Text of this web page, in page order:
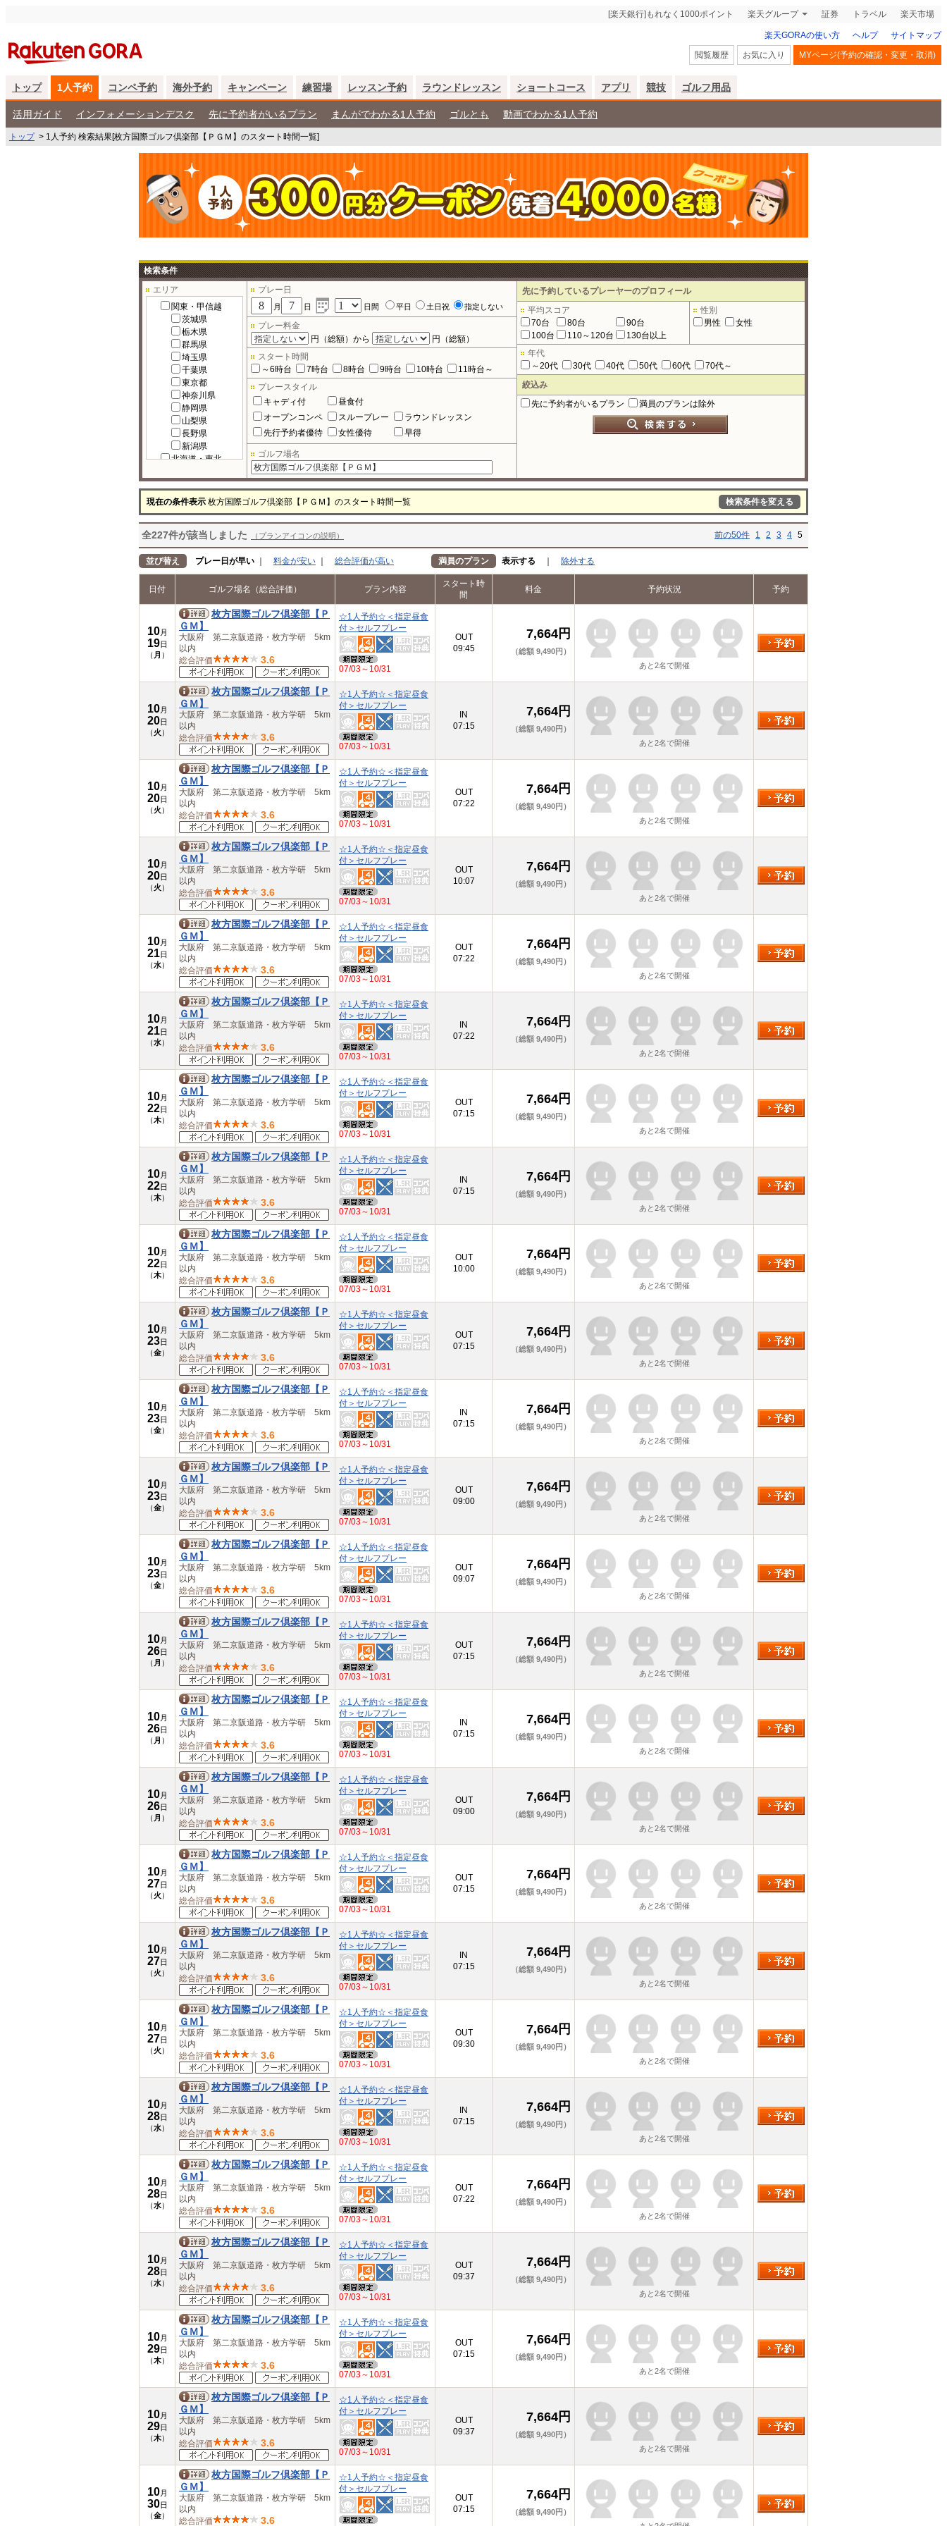
[楽天銀行]もれなく1000ポイント 楽天グループ 証券 トラベル 楽天市場
楽天GORAの使い方 ヘルプ
サイトマップ
閲覧履歴
お気に入り MYページ(予約の確認・変更・取消)
トップ 1人予約 コンペ予約 海外予約 キャンペーン 練習場 レッスン予約 ラウンドレッスン ショートコース アプリ 競技 ゴルフ用品
活用ガイド インフォメーションデスク 先に予約者がいるプラン まんがでわかる1人予約 ゴルとも 動画でわかる1人予約
トップ> 1人予約 検索結果[枚方国際ゴルフ倶楽部【ＰＧＭ】のスタート時間一覧]
検索条件
エリア
関東・甲信越
茨城県
栃木県
群馬県
埼玉県
千葉県
東京都
神奈川県
静岡県
山梨県
長野県
新潟県
北海道・東北
宮城県
福島県
秋田県
青森県
山形県
北陸
富山県
中部
岐阜県
愛知県
三重県
近畿
滋賀県
京都府
大阪府
兵庫県
奈良県
和歌山県
鳥取県
島根県
岡山県
広島県
山口県
徳島県
香川県
愛媛県
高知県
九州・沖縄
福岡県
佐賀県
長崎県
熊本県
大分県
宮崎県
鹿児島県
沖縄県
プレー日
月 日 日間 平日 土日祝 指定しない
プレー料金
円（総額）から
円（総額）
スタート時間
～6時台
7時台 8時台 9時台 10時台
11時台～
プレースタイル
キャディ付
昼食付
オープンコンペ
スループレー
ラウンドレッスン
先行予約者優待
女性優待 早得
ゴルフ場名
先に予約しているプレーヤーのプロフィール
平均スコア
70台
80台
90台
100台
110～120台 130台以上
性別
男性
女性
年代
～20代
30代 40代 50代 60代
70代～
絞込み
先に予約者がいるプラン
満員のプランは除外
現在の条件表示 枚方国際ゴルフ倶楽部【ＰＧＭ】のスタート時間一覧 検索条件を変える
全227件が該当しました （プランアイコンの説明） 前の50件 1 2 3 4 5
並び替え プレー日が早い 料金が安い 総合評価が高い 満員のプラン 表示する 除外する
日付 ゴルフ場名（総合評価） プラン内容
スタート時
間
料金 予約状況 予約
10月
19日
（ 月 ）
枚方国際ゴルフ倶楽部【Ｐ
ＧＭ】
大阪府 第二京阪道路・枚方学研 5km
以内
総合評価
3.6
☆1人予約☆＜指定昼食
付＞セルフプレー
07/03～10/31
OUT
09:45
7,664円
（総額 9,490円）
あと2名で開催
10月
20日
（ 火 ）
枚方国際ゴルフ倶楽部【Ｐ
ＧＭ】
大阪府 第二京阪道路・枚方学研 5km
以内
総合評価
3.6
☆1人予約☆＜指定昼食
付＞セルフプレー
07/03～10/31
IN
07:15
7,664円
（総額 9,490円）
あと2名で開催
10月
20日
（火）
枚方国際ゴルフ倶楽部【Ｐ
ＧＭ】
大阪府 第二京阪道路・枚方学研 5km
以内
総合評価
3.6
☆1人予約☆＜指定昼食
付＞セルフプレー
07/03～10/31
OUT
07:22
7,664円
（総額 9,490円）
あと2名で開催
10月
20日
（ 火 ）
枚方国際ゴルフ倶楽部【Ｐ
ＧＭ】
大阪府 第二京阪道路・枚方学研 5km
以内
総合評価
3.6
☆1人予約☆＜指定昼食
付＞セルフプレー
07/03～10/31
OUT
10:07
7,664円
（総額 9,490円）
あと2名で開催
10月
21日
（水）
枚方国際ゴルフ倶楽部【Ｐ
ＧＭ】
大阪府 第二京阪道路・枚方学研 5km
以内
総合評価
3.6
☆1人予約☆＜指定昼食
付＞セルフプレー
07/03～10/31
OUT
07:22
7,664円
（総額 9,490円）
あと2名で開催
10月
21日
（水）
枚方国際ゴルフ倶楽部【Ｐ
ＧＭ】
大阪府 第二京阪道路・枚方学研 5km
以内
総合評価
3.6
☆1人予約☆＜指定昼食
付＞セルフプレー
07/03～10/31
IN
07:22
7,664円
（総額 9,490円）
あと2名で開催
10月
22日
（木）
枚方国際ゴルフ倶楽部【Ｐ
ＧＭ】
大阪府 第二京阪道路・枚方学研 5km
以内
総合評価
3.6
☆1人予約☆＜指定昼食
付＞セルフプレー
07/03～10/31
OUT
07:15
7,664円
（総額 9,490円）
あと2名で開催
10月
22日
（木）
枚方国際ゴルフ倶楽部【Ｐ
ＧＭ】
大阪府 第二京阪道路・枚方学研 5km
以内
総合評価
3.6
☆1人予約☆＜指定昼食
付＞セルフプレー
07/03～10/31
IN
07:15
7,664円
（総額 9,490円）
あと2名で開催
10月
22日
（木）
枚方国際ゴルフ倶楽部【Ｐ
ＧＭ】
大阪府 第二京阪道路・枚方学研 5km
以内
総合評価
3.6
☆1人予約☆＜指定昼食
付＞セルフプレー
07/03～10/31
OUT
10:00
7,664円
（総額 9,490円）
あと2名で開催
10月
23日
（金）
枚方国際ゴルフ倶楽部【Ｐ
ＧＭ】
大阪府 第二京阪道路・枚方学研 5km
以内
総合評価
3.6
☆1人予約☆＜指定昼食
付＞セルフプレー
07/03～10/31
OUT
07:15
7,664円
（総額 9,490円）
あと2名で開催
10月
23日
（金）
枚方国際ゴルフ倶楽部【Ｐ
ＧＭ】
大阪府 第二京阪道路・枚方学研 5km
以内
総合評価
3.6
☆1人予約☆＜指定昼食
付＞セルフプレー
07/03～10/31
IN
07:15
7,664円
（総額 9,490円）
あと2名で開催
10月
23日
（金）
枚方国際ゴルフ倶楽部【Ｐ
ＧＭ】
大阪府 第二京阪道路・枚方学研 5km
以内
総合評価
3.6
☆1人予約☆＜指定昼食
付＞セルフプレー
07/03～10/31
OUT
09:00
7,664円
（総額 9,490円）
あと2名で開催
10月
23日
（金）
枚方国際ゴルフ倶楽部【Ｐ
ＧＭ】
大阪府 第二京阪道路・枚方学研 5km
以内
総合評価
3.6
☆1人予約☆＜指定昼食
付＞セルフプレー
07/03～10/31
OUT
09:07
7,664円
（総額 9,490円）
あと2名で開催
10月
26日
（ 月 ）
枚方国際ゴルフ倶楽部【Ｐ
ＧＭ】
大阪府 第二京阪道路・枚方学研 5km
以内
総合評価
3.6
☆1人予約☆＜指定昼食
付＞セルフプレー
07/03～10/31
OUT
07:15
7,664円
（総額 9,490円）
あと2名で開催
10月
26日
（ 月 ）
枚方国際ゴルフ倶楽部【Ｐ
ＧＭ】
大阪府 第二京阪道路・枚方学研 5km
以内
総合評価
3.6
☆1人予約☆＜指定昼食
付＞セルフプレー
07/03～10/31
IN
07:15
7,664円
（総額 9,490円）
あと2名で開催
10月
26日
（ 月 ）
枚方国際ゴルフ倶楽部【Ｐ
ＧＭ】
大阪府 第二京阪道路・枚方学研 5km
以内
総合評価
3.6
☆1人予約☆＜指定昼食
付＞セルフプレー
07/03～10/31
OUT
09:00
7,664円
（総額 9,490円）
あと2名で開催
10月
27日
（火）
枚方国際ゴルフ倶楽部【Ｐ
ＧＭ】
大阪府 第二京阪道路・枚方学研 5km
以内
総合評価
3.6
☆1人予約☆＜指定昼食
付＞セルフプレー
07/03～10/31
OUT
07:15
7,664円
（総額 9,490円）
あと2名で開催
10月
27日
（ 火 ）
枚方国際ゴルフ倶楽部【Ｐ
ＧＭ】
大阪府 第二京阪道路・枚方学研 5km
以内
総合評価
3.6
☆1人予約☆＜指定昼食
付＞セルフプレー
07/03～10/31
IN
07:15
7,664円
（総額 9,490円）
あと2名で開催
10月
27日
（火）
枚方国際ゴルフ倶楽部【Ｐ
ＧＭ】
大阪府 第二京阪道路・枚方学研 5km
以内
総合評価
3.6
☆1人予約☆＜指定昼食
付＞セルフプレー
07/03～10/31
OUT
09:30
7,664円
（総額 9,490円）
あと2名で開催
10月
28日
（水）
枚方国際ゴルフ倶楽部【Ｐ
ＧＭ】
大阪府 第二京阪道路・枚方学研 5km
以内
総合評価
3.6
☆1人予約☆＜指定昼食
付＞セルフプレー
07/03～10/31
IN
07:15
7,664円
（総額 9,490円）
あと2名で開催
10月
28日
（水）
枚方国際ゴルフ倶楽部【Ｐ
ＧＭ】
大阪府 第二京阪道路・枚方学研 5km
以内
総合評価
3.6
☆1人予約☆＜指定昼食
付＞セルフプレー
07/03～10/31
OUT
07:22
7,664円
（総額 9,490円）
あと2名で開催
10月
28日
（水）
枚方国際ゴルフ倶楽部【Ｐ
ＧＭ】
大阪府 第二京阪道路・枚方学研 5km
以内
総合評価
3.6
☆1人予約☆＜指定昼食
付＞セルフプレー
07/03～10/31
OUT
09:37
7,664円
（総額 9,490円）
あと2名で開催
10月
29日
（木）
枚方国際ゴルフ倶楽部【Ｐ
ＧＭ】
大阪府 第二京阪道路・枚方学研 5km
以内
総合評価
3.6
☆1人予約☆＜指定昼食
付＞セルフプレー
07/03～10/31
OUT
07:15
7,664円
（総額 9,490円）
あと2名で開催
10月
29日
（木）
枚方国際ゴルフ倶楽部【Ｐ
ＧＭ】
大阪府 第二京阪道路・枚方学研 5km
以内
総合評価
3.6
☆1人予約☆＜指定昼食
付＞セルフプレー
07/03～10/31
OUT
09:37
7,664円
（総額 9,490円）
あと2名で開催
10月
30日
（金）
枚方国際ゴルフ倶楽部【Ｐ
ＧＭ】
大阪府 第二京阪道路・枚方学研 5km
以内
総合評価
3.6
☆1人予約☆＜指定昼食
付＞セルフプレー
OUT
07:15
7,664円
（総額 9,490円）